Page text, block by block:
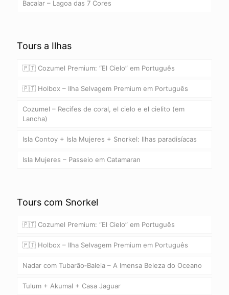
Bacalar – Lagoa das 7 Cores
Tours a Ilhas
🇵🇹 Cozumel Premium: “El Cielo” em Português
🇵🇹 Holbox – Ilha Selvagem Premium em Português
Cozumel – Recifes de coral, el cielo e el cielito (em
Lancha)
Isla Contoy + Isla Mujeres + Snorkel: Ilhas paradisíacas
Isla Mujeres – Passeio em Catamaran
Tours com Snorkel
🇵🇹 Cozumel Premium: “El Cielo” em Português
🇵🇹 Holbox – Ilha Selvagem Premium em Português
Nadar com Tubarão‑Baleia – A Imensa Beleza do Oceano
Tulum + Akumal + Casa Jaguar